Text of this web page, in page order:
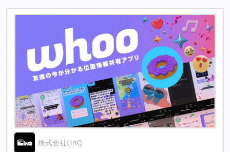
株式会社LinQ